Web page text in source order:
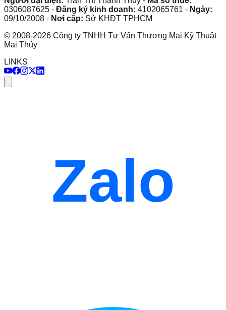
0306087625 - Đăng ký kinh doanh: 4102065761 - Ngày:
09/10/2008 - Nơi cấp: Sở KHĐT TPHCM
© 2008-2026 Công ty TNHH Tư Vấn Thương Mai Kỹ Thuật
Mai Thủy
LINKS
Zalo